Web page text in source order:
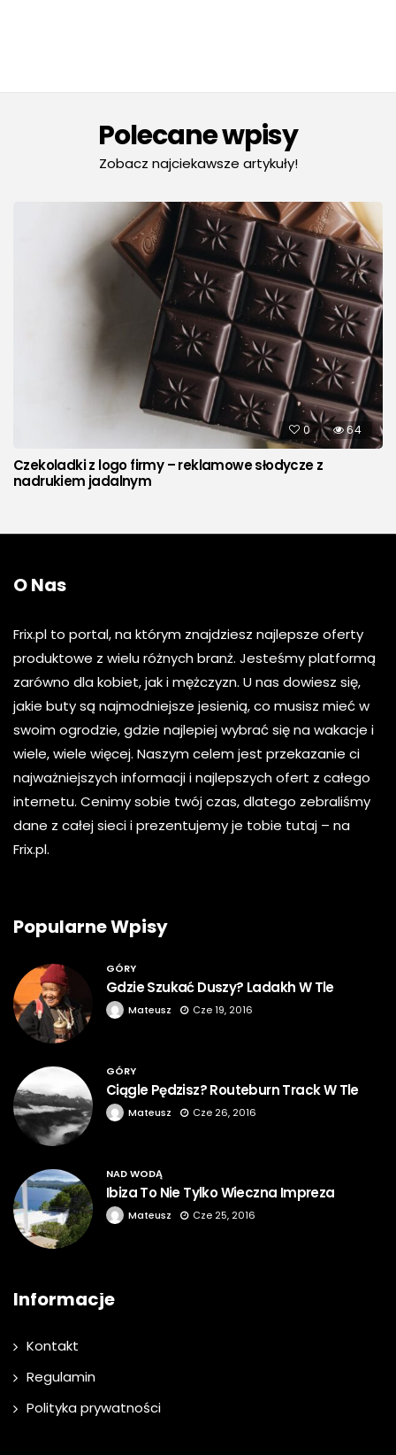
Polecane wpisy
Zobacz najciekawsze artykuły!
0 64
Czekoladki z logo firmy – reklamowe słodycze z
nadrukiem jadalnym
O Nas
Frix.pl to portal, na którym znajdziesz najlepsze oferty
produktowe z wielu różnych branż. Jesteśmy platformą
zarówno dla kobiet, jak i mężczyzn. U nas dowiesz się,
jakie buty są najmodniejsze jesienią, co musisz mieć w
swoim ogrodzie, gdzie najlepiej wybrać się na wakacje i
wiele, wiele więcej. Naszym celem jest przekazanie ci
najważniejszych informacji i najlepszych ofert z całego
internetu. Cenimy sobie twój czas, dlatego zebraliśmy
dane z całej sieci i prezentujemy je tobie tutaj – na
Frix.pl.
Popularne Wpisy
GÓRY
Gdzie Szukać Duszy? Ladakh W Tle
Mateusz Cze 19, 2016
GÓRY
Ciągle Pędzisz? Routeburn Track W Tle
Mateusz Cze 26, 2016
NAD WODĄ
Ibiza To Nie Tylko Wieczna Impreza
Mateusz Cze 25, 2016
Informacje
Kontakt
Regulamin
Polityka prywatności